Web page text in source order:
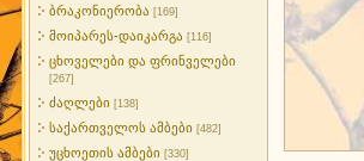
ბრაკონიერობა [169]
მოიპარეს-დაიკარგა [116]
ცხოველები და ფრინველები
[267]
ძაღლები [138]
საქართველოს ამბები [482]
უცხოეთის ამბები [330]